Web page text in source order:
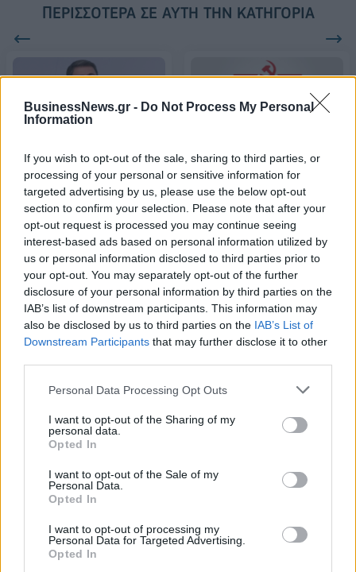
BusinessNews.gr - Do Not Process My Personal
Information
If you wish to opt-out of the sale, sharing to third parties, or
processing of your personal or sensitive information for
targeted advertising by us, please use the below opt-out
section to confirm your selection. Please note that after your
opt-out request is processed you may continue seeing
interest-based ads based on personal information utilized by
us or personal information disclosed to third parties prior to
your opt-out. You may separately opt-out of the further
disclosure of your personal information by third parties on the
IAB’s list of downstream participants. This information may
also be disclosed by us to third parties on the IAB’s List of
Downstream Participants that may further disclose it to other
Personal Data Processing Opt Outs
I want to opt-out of the Sharing of my
personal data.
Opted In
I want to opt-out of the Sale of my
Personal Data.
Opted In
I want to opt-out of processing my
Personal Data for Targeted Advertising.
Opted In
ΠΕΡΙΣΣΌΤΕΡΑ ΣΕ ΑΥΤΉ ΤΗΝ ΚΑΤΗΓΟΡΊΑ
Στα Τέμπη ο Νίκος
Ανδρουλάκης: «Πρόκειται
για ανείπωτη τραγωδία»
01/03/2023 - 10:22
Κλιμάκιο του ΚΚΕ
μεταβαίνει στα Τέμπη
01/03/2023 - 11:48
ΡΟΗ ΕΙΔΗΣΕΩΝ
Στα 15 δισ. ευρώ ο στόχος για νέα δάνεια το 2026
τραπεζών το α΄ εξάμηνο
09/08/2026 - 10:52